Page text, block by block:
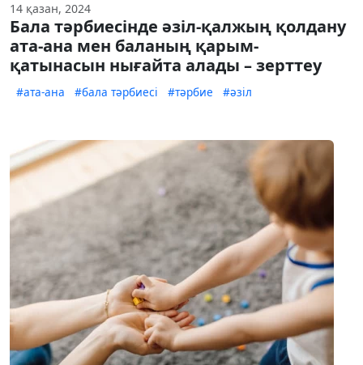
14 қазан, 2024
Бала тәрбиесінде әзіл-қалжың қолдану
ата-ана мен баланың қарым-
қатынасын нығайта алады – зерттеу
#ата-ана #бала тәрбиесі #тәрбие #әзіл